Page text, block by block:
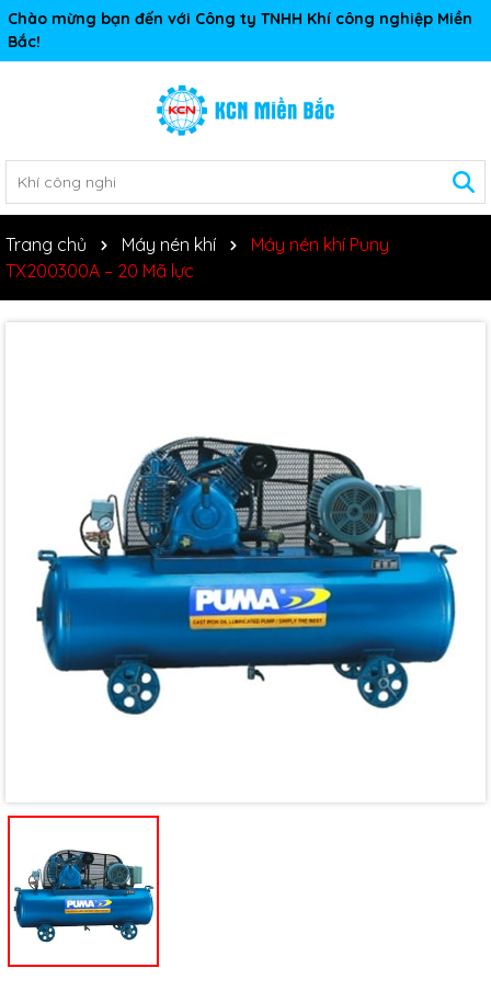
Chào mừng bạn đến với Công ty TNHH Khí công nghiệp Miền
Bắc!
Trang chủ Máy nén khí
Máy nén khí Puny
TX200300A – 20 Mã lực